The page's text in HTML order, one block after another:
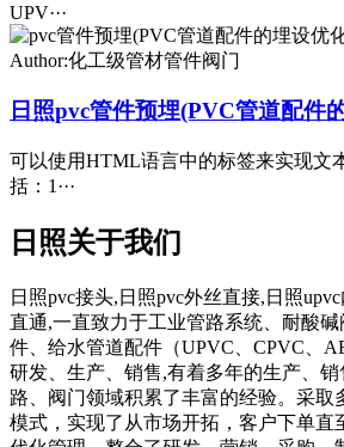
UPV···
Author:化工级管材管件阀门
日照pvc管件预埋(PVC管道配件
可以使用HTML语言中的标签来实现文
括：1···
日照关于我们
日照pvc接头,日照pvc外丝直接,日照
直通,一直致力于工业管路系统、耐酸
件、给水管道配件（UPVC、CPVC、
研发、生产、销售,有着多年的生产、
路、阀门领域积累了丰富的经验。采取
模式，实现了从市场开拓，客户下单直